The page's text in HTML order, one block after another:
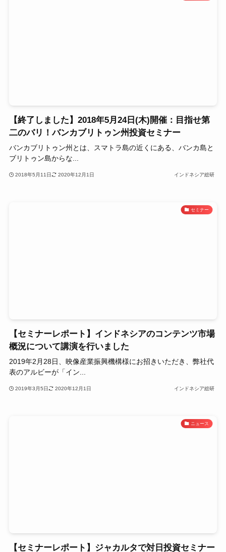
【終了しました】2018年5月24日(木)開催：目指せ第
二のバリ！バンカブリトゥン州投資セミナー
バンカブリトゥン州とは、スマトラ島の近くにある、バンカ島と
ブリトゥン島からな...
2018年5月11日 2020年12月1日 インドネシア総研
セミナー
【セミナーレポート】インドネシアのコンテンツ市場
概況について講演を行いました
2019年2月28日、映像産業振興機構様にお招きいただき、弊社代
表のアルビーが「イン...
2019年3月5日 2020年12月1日 インドネシア総研
ニュース
【セミナーレポート】ジャカルタで対日投資セミナー